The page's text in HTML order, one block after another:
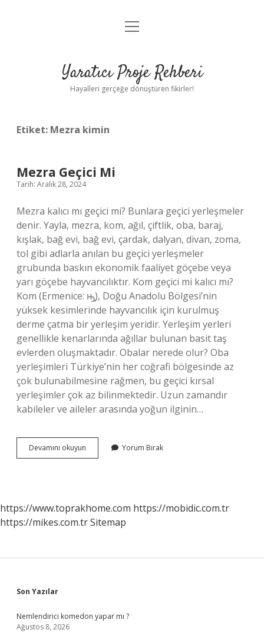
Anasayfa
Yasal Uyarı
menüyü
Yaratıcı Proje Rehberi
Hayalleri gerçeğe dönüştüren fikirler!
Etiket: Mezra kimin
Mezra Geçici Mi
Tarih: Aralık 28, 2024
Mezra kalıcı mı geçici mi? Bunlara geçici yerleşmeler
denir. Yayla, mezra, kom, ağıl, çiftlik, oba, baraj,
kışlak, bağ evi, bağ evi, çardak, dalyan, divan, zoma,
tol gibi adlarla anılan bu geçici yerleşmeler
grubunda baskın ekonomik faaliyet göçebe veya
yarı göçebe hayvancılıktır. Kom geçici mi kalıcı mı?
Kom (Ermenice: ԣֵָ), Doğu Anadolu Bölgesi’nin
yüksek kesimlerinde hayvancılık için kurulmuş
derme çatma bir yerleşim yeridir. Yerleşim yerleri
genellikle kenarlarında ağıllar bulunan basit taş
evlerden oluşmaktadır. Obalar nerede olur? Oba
yerleşimleri Türkiye’nin her coğrafi bölgesinde az
çok bulunabilmesine rağmen, bu geçici kırsal
yerleşimler çok az bilinmektedir. Uzun zamandır
kabileler ve aileler arasında yoğun ilginin…
Devamını okuyun
Geçici
Yorum Bırak
https://www.toprakhome.com https://mobidic.com.tr
https://mikes.com.trSitemap
Sidebar
Son Yazılar
Nemlendirici komedon yapar mı ?
Ağustos 8, 2026